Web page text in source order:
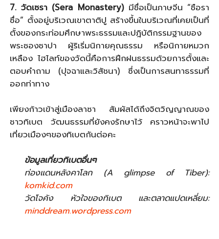
7. วัดเซรา (Sera Monastery)มีชื่อเป็นภาษจีน “ซือรา
ซื่อ” ตั้งอยู่บริเวณเขาตาติปู สร้างขึ้นในบริเวณที่เคยเป็นที่
ตั้งของกระท่อมศึกษาพระธรรมและปฎิบัติกรรมฐานของ
พระซองซาปา ผู้ริเริ่มนิกายคุณธรรม หรือนิกายหมวก
เหลือง ไฮไลท์ของวัดนี้คือการฝึกฝนธรรมด้วยการตั้งและ
ตอบคำถาม (ปุจฉาและวิสัชนา) ซึ่งเป็นการสนทาธรรมที่
ออกท่าทาง
เพียงก้าวเข้าสู่เมืองลาซา สัมผัสได้ถึงจิตวิญญาณของ
ชาวทิเบต วัฒนธรรมที่ยังคงรักษาไว้ คราวหน้าจะพาไป
เที่ยวเมืองๆของทิเบตกันต่อคะ
ข้อมูลเที่ยวทิเบตอื่นๆ
ท่องแดนหลังคาโลก (A glimpse of Tiber):
komkid.com
วัดโจคัง หัวใจของทิเบต และตลาดแปดเหลี่ยม:
minddream.wordpress.com